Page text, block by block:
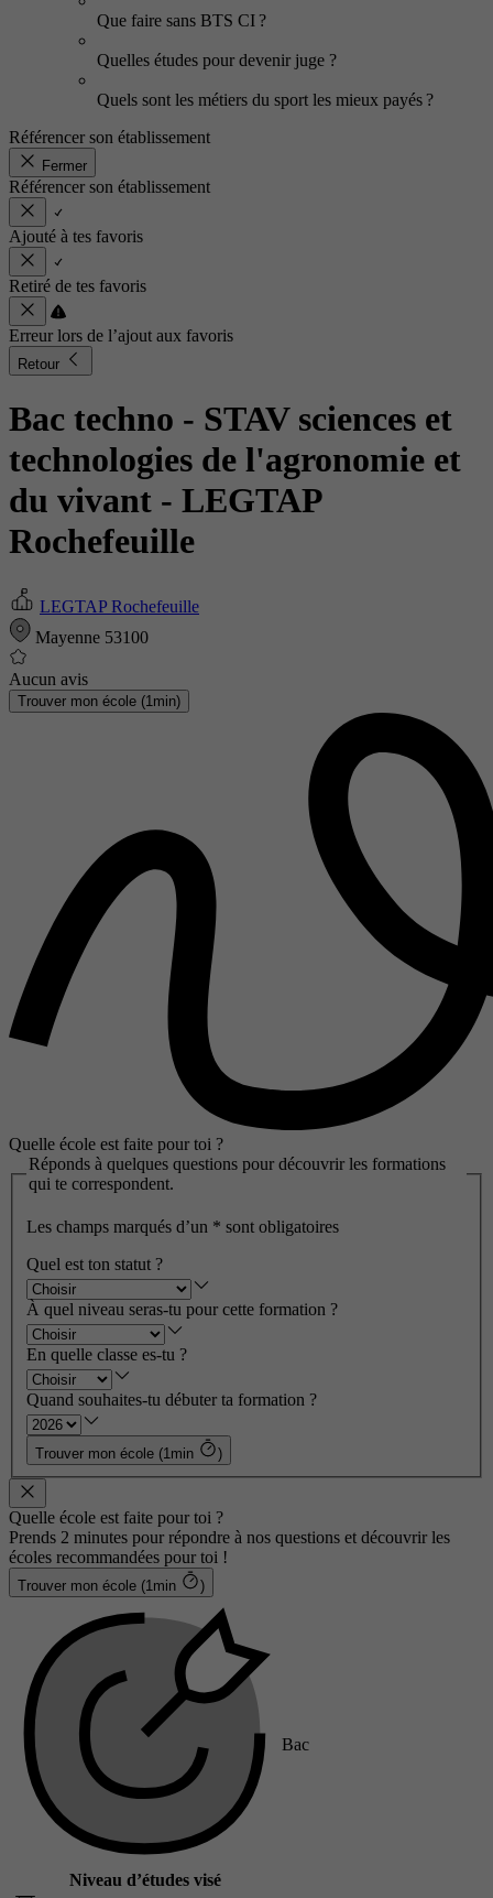
Que faire sans BTS CI ?
Quelles études pour devenir juge ?
Quels sont les métiers du sport les mieux payés ?
Référencer son établissement
Fermer
Référencer son établissement
Ajouté à tes favoris
Retiré de tes favoris
Erreur lors de l’ajout aux favoris
Retour
Bac techno - STAV sciences et
technologies de l'agronomie et
du vivant - LEGTAP
Rochefeuille
LEGTAP Rochefeuille
Mayenne 53100
Aucun avis
Trouver mon école (1min)
Quelle école est faite pour toi ?
Réponds à quelques questions pour découvrir les formations
qui te correspondent.
Les champs marqués d’un * sont obligatoires
Quel est ton statut ?
À quel niveau seras-tu pour cette formation ?
En quelle classe es-tu ?
Quand souhaites-tu débuter ta formation ?
Trouver mon école (1min )
Quelle école est faite pour toi ?
Prends 2 minutes pour répondre à nos questions et découvrir les
écoles recommandées pour toi !
Trouver mon école (1min )
Niveau d’études visé
Bac